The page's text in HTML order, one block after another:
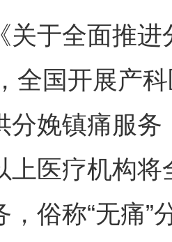
于全面推进
全国开展产
分娩镇痛服
上医疗机构
，俗称“无痛